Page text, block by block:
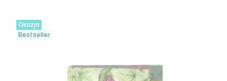
Okazja
Bestseller